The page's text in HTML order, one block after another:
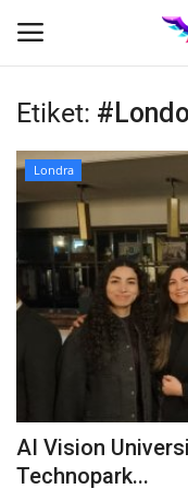
Giriş yapmak
Ana Sayfa
TOPLUM
İş Platformu
İş İlanları
Seri İlanlar
Etiket:
Londra
AI Vision
Technopark...